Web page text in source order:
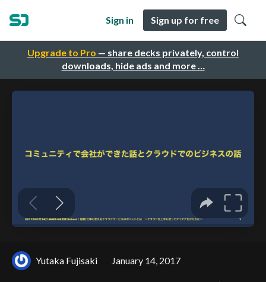
Upgrade to Pro — share decks privately, control
downloads, hide ads and more …
Sign in Sign up for free
Yutaka Fujisaki January 14, 2017